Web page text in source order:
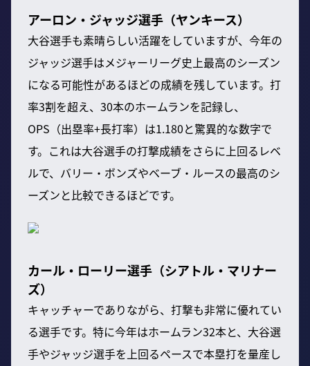
アーロン・ジャッジ選手（ヤンキース）
大谷選手も素晴らしい活躍をしていますが、今年の
ジャッジ選手はメジャーリーグ史上最高のシーズン
になる可能性があるほどの成績を残しています。打
率3割を超え、30本のホームランを記録し、
OPS（出塁率+長打率）は1.180と驚異的な数字で
す。これは大谷選手の打撃成績をさらに上回るレベ
ルで、バリー・ボンズやベーブ・ルースの最高のシ
ーズンと比較できるほどです。
カール・ローリー選手（シアトル・マリナー
ズ）
キャッチャーでありながら、打撃も非常に優れてい
る選手です。特に今年はホームラン32本と、大谷選
手やジャッジ選手を上回るペースで本塁打を量産し